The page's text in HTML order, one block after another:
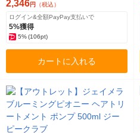
2,346円 （税込）
ログイン&全額PayPay支払いで
5%獲得
5%(106pt)
カートに入れる